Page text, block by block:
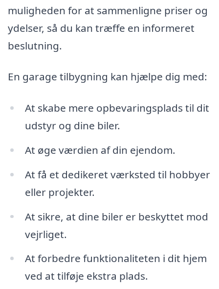
muligheden for at sammenligne priser og
ydelser, så du kan træffe en informeret
beslutning.
En garage tilbygning kan hjælpe dig med:
At skabe mere opbevaringsplads til dit
udstyr og dine biler.
At øge værdien af din ejendom.
At få et dedikeret værksted til hobbyer
eller projekter.
At sikre, at dine biler er beskyttet mod
vejrliget.
At forbedre funktionaliteten i dit hjem
ved at tilføje ekstra plads.